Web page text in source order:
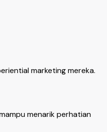
marketing mereka.
menarik perhatian